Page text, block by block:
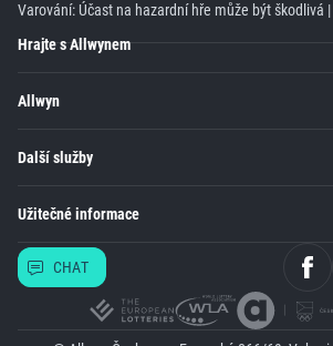
Varování: Účast na hazardní hře může být škodlivá
Hrajte s Allwynem
Allwyn
Další služby
Užitečné informace
CHAT